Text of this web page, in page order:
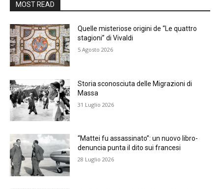
MOST READ
Quelle misteriose origini de “Le quattro
stagioni” di Vivaldi
5 Agosto 2026
Storia sconosciuta delle Migrazioni di
Massa
31 Luglio 2026
“Mattei fu assassinato”: un nuovo libro-
denuncia punta il dito sui francesi
28 Luglio 2026